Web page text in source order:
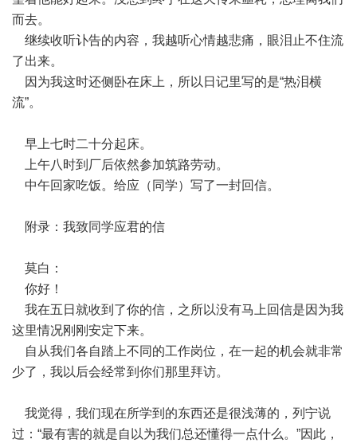
而去。
继续收听讣告的内容，我越听心情越悲痛，眼泪止不住流
了出来。
因为我这时还侧卧在床上，所以日记里写的是“热泪横
流”。
早上七时二十分起床。
上午八时到厂后依然参加筑路劳动。
中午回家吃饭。给应（同学）写了一封回信。
附录：我致同学应君的信
莫白：
你好！
我在五日就收到了你的信，之所以没有马上回信是因为我
这里情况刚刚安定下来。
自从我们各自踏上不同的工作岗位，在一起的机会就非常
少了，我以后会经常到你们那里拜访。
我觉得，我们现在所学到的东西还是很浅薄的，列宁说
过：“最有害的就是自以为我们总还懂得一点什么。”因此，